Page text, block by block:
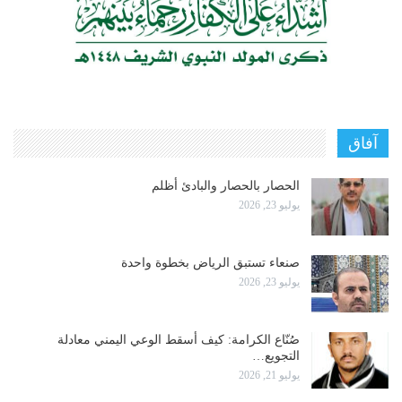
آفاق
الحصار بالحصار والبادئ أظلم
يوليو 23, 2026
صنعاء تستبق الرياض بخطوة واحدة
يوليو 23, 2026
صُنّاع الكرامة: كيف أسقط الوعي اليمني معادلة
التجويع…
يوليو 21, 2026